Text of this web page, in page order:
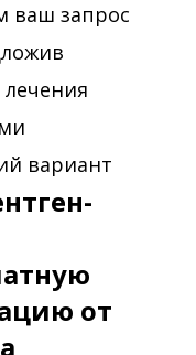
ваш запрос
вариант
от